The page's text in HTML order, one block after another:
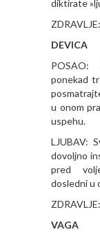
diktirate
DEVICA
POSAO:
ponekad
u onom
uspehu.
LJUBAV:
dovoljno
pred
dosledni u
VAGA